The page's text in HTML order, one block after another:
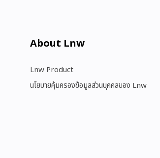
About Lnw​
Lnw Product
นโยบายคุ้มครองข้อมูลส่วนบุคคลของ Lnw